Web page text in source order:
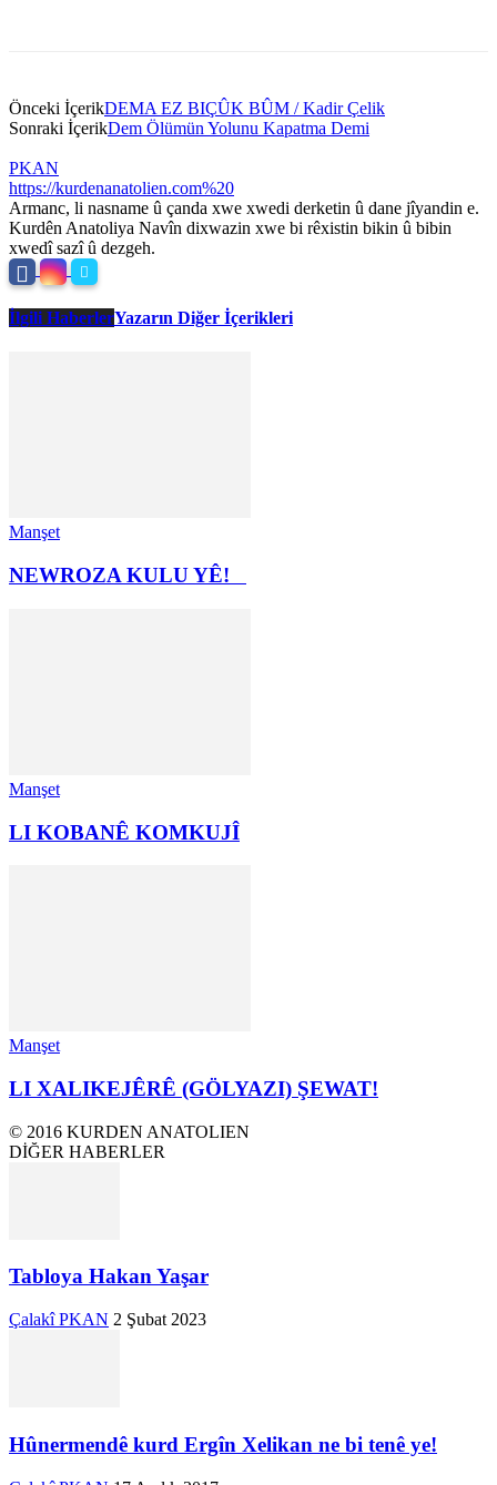
Önceki İçerikDEMA EZ BIÇÛK BÛM / Kadir Çelik
Sonraki İçerikDem Ölümün Yolunu Kapatma Demi
PKAN
https://kurdenanatolien.com%20
Armanc, li nasname û çanda xwe xwedi derketin û dane jîyandin e.
Kurdên Anatoliya Navîn dixwazin xwe bi rêxistin bikin û bibin
xwedî sazî û dezgeh.
İlgili HaberlerYazarın Diğer İçerikleri
Manşet
NEWROZA KULU YÊ!
Manşet
LI KOBANÊ KOMKUJÎ
Manşet
LI XALIKEJÊRÊ (GÖLYAZI) ŞEWAT!
© 2016 KURDEN ANATOLIEN
DİĞER HABERLER
Tabloya Hakan Yaşar
Çalakî PKAN 2 Şubat 2023
Hûnermendê kurd Ergîn Xelikan ne bi tenê ye!